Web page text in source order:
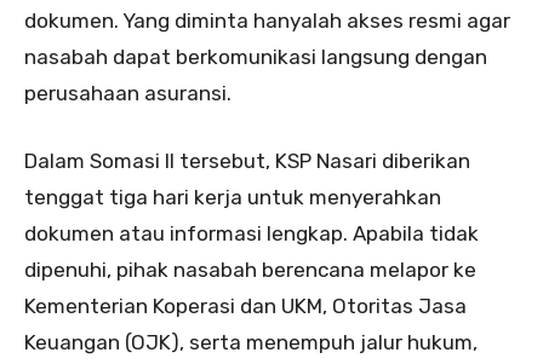
dokumen. Yang diminta hanyalah akses resmi agar
nasabah dapat berkomunikasi langsung dengan
perusahaan asuransi.
Dalam Somasi II tersebut, KSP Nasari diberikan
tenggat tiga hari kerja untuk menyerahkan
dokumen atau informasi lengkap. Apabila tidak
dipenuhi, pihak nasabah berencana melapor ke
Kementerian Koperasi dan UKM, Otoritas Jasa
Keuangan (OJK), serta menempuh jalur hukum,